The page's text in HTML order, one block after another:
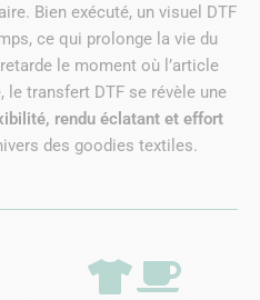
Bien exécuté, un visuel DTF
ce qui prolonge la vie du
le moment où l’article
le transfert DTF se révèle une
rendu éclatant et effort
des goodies textiles.